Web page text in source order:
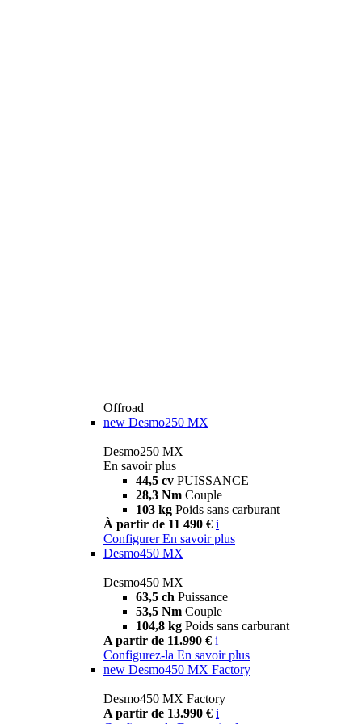
Offroad
new Desmo250 MX
Desmo250 MX
En savoir plus
44,5 cv PUISSANCE
28,3 Nm Couple
103 kg Poids sans carburant
À partir de 11 490 € i
Configurer En savoir plus
Desmo450 MX
Desmo450 MX
63,5 ch Puissance
53,5 Nm Couple
104,8 kg Poids sans carburant
A partir de 11.990 € i
Configurez-la En savoir plus
new Desmo450 MX Factory
Desmo450 MX Factory
A partir de 13.990 € i